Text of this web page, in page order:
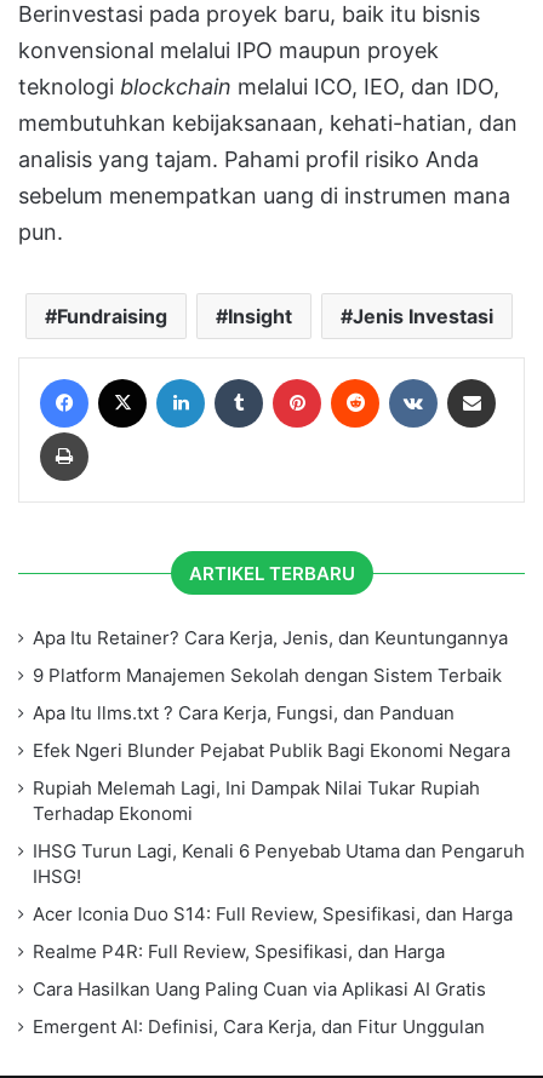
Berinvestasi pada proyek baru, baik itu bisnis
konvensional melalui IPO maupun proyek
teknologi blockchain melalui ICO, IEO, dan IDO,
membutuhkan kebijaksanaan, kehati-hatian, dan
analisis yang tajam. Pahami profil risiko Anda
sebelum menempatkan uang di instrumen mana
pun.
Fundraising Insight Jenis Investasi
ARTIKEL TERBARU
Apa Itu Retainer? Cara Kerja, Jenis, dan Keuntungannya
9 Platform Manajemen Sekolah dengan Sistem Terbaik
Apa Itu llms.txt ? Cara Kerja, Fungsi, dan Panduan
Efek Ngeri Blunder Pejabat Publik Bagi Ekonomi Negara
Rupiah Melemah Lagi, Ini Dampak Nilai Tukar Rupiah
Terhadap Ekonomi
IHSG Turun Lagi, Kenali 6 Penyebab Utama dan Pengaruh
IHSG!
Acer Iconia Duo S14: Full Review, Spesifikasi, dan Harga
Realme P4R: Full Review, Spesifikasi, dan Harga
Cara Hasilkan Uang Paling Cuan via Aplikasi AI Gratis
Emergent AI: Definisi, Cara Kerja, dan Fitur Unggulan